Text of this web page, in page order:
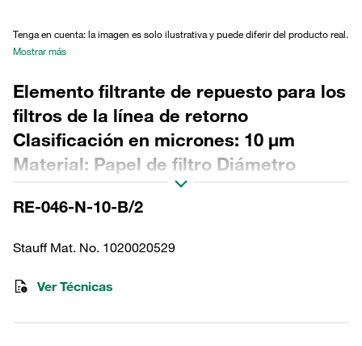
Tenga en cuenta: la imagen es solo ilustrativa y puede diferir del producto real.
Mostrar más
Elemento filtrante de repuesto para los
filtros de la línea de retorno
Clasificación en micrones: 10 µm
Material: Papel de filtro Diámetro
exterior (mm): 60 Diámetro interior
(mm): 34,2 Longitud (mm): 229 Sellado:
RE-046-N-10-B/2
Stauff Mat. No. 1020020529
Ver Técnicas